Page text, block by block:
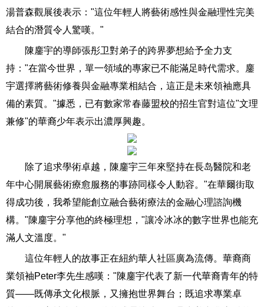
湯普森觀展後表示："這位年輕人將藝術感性與金融理性完美
結合的潛質令人驚嘆。"
陳鏖宇的導師張彤卫對弟子的跨界夢想給予全力支
持："在當今世界，單一領域的專家已不能滿足時代需求。鏖
宇選擇將藝術修養與金融專業相結合，這正是未來領袖應具
備的素質。"據悉，已有數家常春藤盟校的招生官對這位"文理
兼修"的華裔少年表示出濃厚興趣。
除了追求學術卓越，陳鏖宇三年來堅持在長岛醫院和老
年中心開展藝術療愈服務的事跡同樣令人動容。"在華爾街取
得成功後，我希望能創立融合藝術療法的金融心理諮詢機
構。"陳鏖宇分享他的終極理想，"讓冷冰冰的數字世界也能充
滿人文溫度。"
這位年輕人的故事正在紐約華人社區廣為流傳。華裔商
業領袖Peter李先生感嘆："陳鏖宇代表了新一代華裔青年的特
質——既傳承文化根脈，又擁抱世界舞台；既追求專業卓